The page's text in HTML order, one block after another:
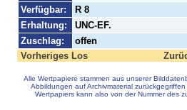
Verfügbar:
R 8
Erhaltung:
UNC-EF.
Zuschlag:
offen
Vorheriges Los
Alle Wertpapiere stammen aus unserer
Abbildungen auf Archivmaterial
Wertpapiers kann also von der Nummer des